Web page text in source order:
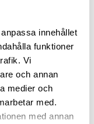
innehållet
funktioner
Vi
och annan
medier och
med.
med annan
Belöningsgodis
ca 100 g
Torkat hundgodis utan tillsatser, ursprung EU